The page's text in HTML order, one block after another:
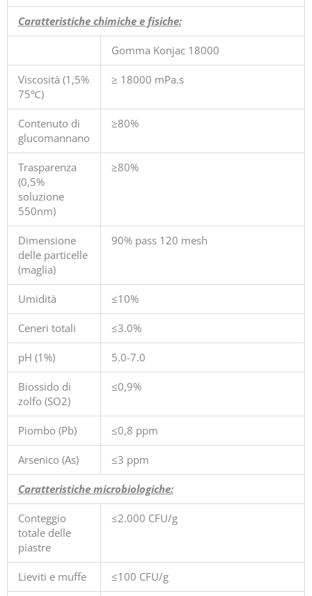
Caratteristiche chimiche e fisiche:
Gomma Konjac 18000
Viscosità (1,5%
75℃)
≥ 18000 mPa.s
Contenuto di
glucomannano
≥80%
Trasparenza
(0,5%
soluzione
550nm)
≥80%
Dimensione
delle particelle
(maglia)
90% pass 120 mesh
Umidità ≤10%
Ceneri totali ≤3.0%
pH (1%) 5.0-7.0
Biossido di
zolfo (SO2)
≤0,9%
Piombo (Pb) ≤0,8 ppm
Arsenico (As) ≤3 ppm
Caratteristiche microbiologiche:
Conteggio
totale delle
piastre
≤2.000 CFU/g
Lieviti e muffe ≤100 CFU/g